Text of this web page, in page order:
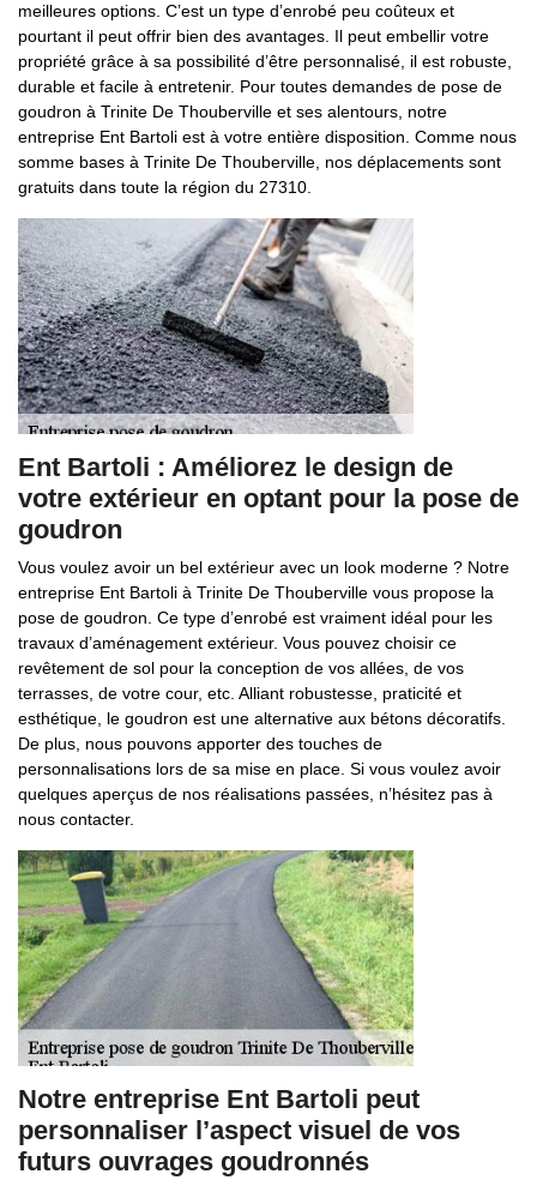
meilleures options. C’est un type d’enrobé peu coûteux et
pourtant il peut offrir bien des avantages. Il peut embellir votre
propriété grâce à sa possibilité d’être personnalisé, il est robuste,
durable et facile à entretenir. Pour toutes demandes de pose de
goudron à Trinite De Thouberville et ses alentours, notre
entreprise Ent Bartoli est à votre entière disposition. Comme nous
somme bases à Trinite De Thouberville, nos déplacements sont
gratuits dans toute la région du 27310.
Ent Bartoli : Améliorez le design de
votre extérieur en optant pour la pose de
goudron
Vous voulez avoir un bel extérieur avec un look moderne ? Notre
entreprise Ent Bartoli à Trinite De Thouberville vous propose la
pose de goudron. Ce type d’enrobé est vraiment idéal pour les
travaux d’aménagement extérieur. Vous pouvez choisir ce
revêtement de sol pour la conception de vos allées, de vos
terrasses, de votre cour, etc. Alliant robustesse, praticité et
esthétique, le goudron est une alternative aux bétons décoratifs.
De plus, nous pouvons apporter des touches de
personnalisations lors de sa mise en place. Si vous voulez avoir
quelques aperçus de nos réalisations passées, n’hésitez pas à
nous contacter.
Notre entreprise Ent Bartoli peut
personnaliser l’aspect visuel de vos
futurs ouvrages goudronnés